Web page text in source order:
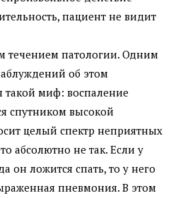
пациент не видит
течением патологии. Одним
об этом
такой миф: воспаление
спутником высокой
целый спектр неприятных
абсолютно не так. Если у
он ложится спать, то у него
пневмония. В этом